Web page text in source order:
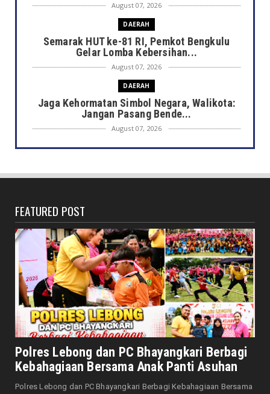
August 07, 2026
DAERAH
Semarak HUT ke-81 RI, Pemkot Bengkulu
Gelar Lomba Kebersihan...
August 07, 2026
DAERAH
Jaga Kehormatan Simbol Negara, Walikota:
Jangan Pasang Bende...
August 07, 2026
DAERAH
Bagikan 5.000 Bendera ...
Saat Amal Masjid Keliru, Nasib Negeri
Mengharu-biru
August 07, 2026
HONDA
Honda CUV e: Motor Listrik Canggih, Penuh
Keunggulan dan Sia...
August 07, 2026
NASIONAL
Senator Leni John Latief: Saatnya
Mengutamakan Rehabilitasi
FEATURED POST
Polres Lebong dan PC Bhayangkari Berbagi
Kebahagiaan Bersama Anak Panti Asuhan
Polres Lebong dan PC Bhayangkari Berbagi Kebahagiaan Bersama